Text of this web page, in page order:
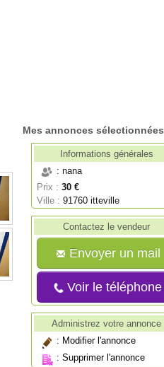
Mes annonces sélectionnées
Informations générales
: nana
Prix : 30 €
Ville : 91760 itteville
Contactez le vendeur
Envoyer un mail
Voir le téléphone
Administrez votre annonce
: Modifier l'annonce
: Supprimer l'annonce